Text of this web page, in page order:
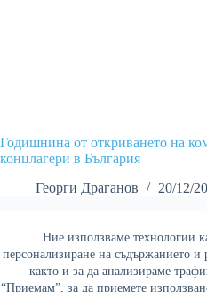
Ние използваме технологии
персонализиране на съдържанието и
както и за да анализираме
“Приемам”, за да приемете
Годишнина от откриването на
концлагери в България
Георги Драганов
20/12/